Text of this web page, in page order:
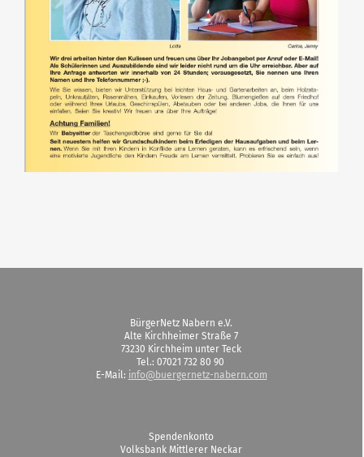
BürgerNetz Nabern e.V.
Alte Kirchheimer Straße 7
73230 Kirchheim unter Teck
Tel.: 07021 732 80 90
E-Mail: info@buergernetz-nabern.com
Spendenkonto
Volksbank Mittlerer Neckar